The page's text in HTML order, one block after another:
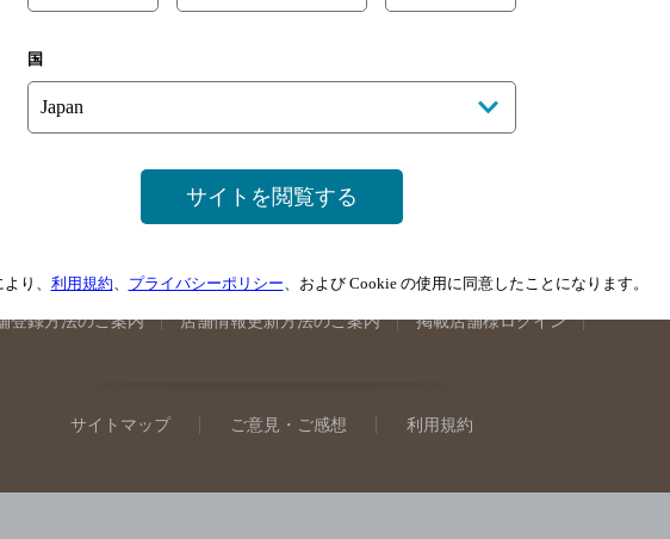
馬県のバー検索
埼玉県のバー検索
井県のバー検索 大阪府のバー検索 京都府のバー検索 兵庫県のバー検索
岡山県のバー検索 山口県のバー検索
高知県のバー検索 福岡県のバー検索
登録方法のご案内 店舗情報更新方法のご案内 掲載店舗様ログイン
サイトマップ ご意見・ご感想 利用規約
国
サイトを閲覧する
り、 利用規約、 プライバシーポリシー、および Cookie の使用に同意したことになります。